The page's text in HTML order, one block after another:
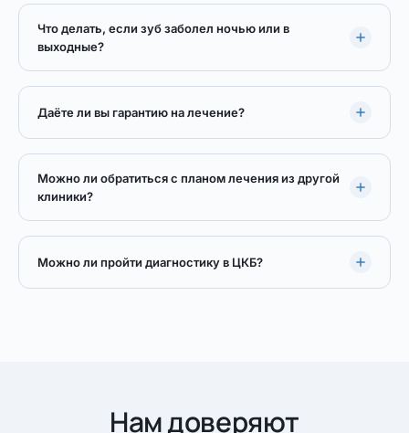
Что делать, если зуб заболел ночью или в
выходные?
Даёте ли вы гарантию на лечение?
Можно ли обратиться с планом лечения из другой
клиники?
Можно ли пройти диагностику в ЦКБ?
Нам доверяют